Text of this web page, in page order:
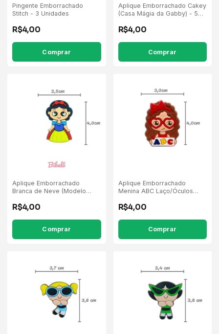
Pingente Emborrachado
Stitch - 3 Unidades
R$4,00
Aplique Emborrachado Cakey
(Casa Mágia da Gabby) - 5
R$4,00
Aplique Emborrachado
Branca de Neve (Modelo
R$4,00
Aplique Emborrachado
Menina ABC Laço/Óculos
R$4,00